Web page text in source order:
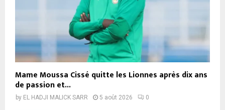
Mame Moussa Cissé quitte les Lionnes après dix ans
de passion et...
by EL HADJI MALICK SARR 5 août 2026 0